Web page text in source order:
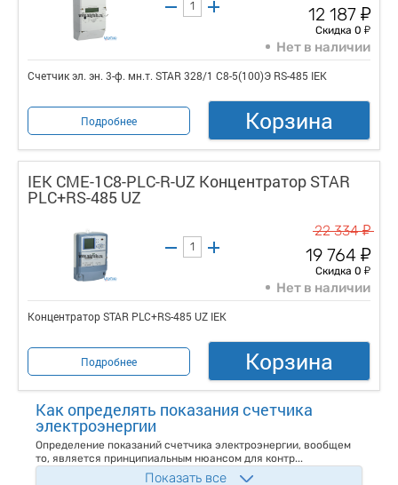
12 187 у
Скидка 0 у
Нет в наличии
Счетчик эл. эн. 3-ф. мн.т. STAR 328/1 С8-5(100)Э RS-485 IEK
Подробнее Корзина
IEK CME-1C8-PLC-R-UZ Концентратор STAR
PLC+RS-485 UZ
22 334у
19 764 у
Скидка 0 у
Нет в наличии
Концентратор STAR PLC+RS-485 UZ IEK
Подробнее Корзина
Как определять показания счетчика
электроэнергии
Определение показаний счетчика электроэнергии, вообщем
то, является принципиальным нюансом для контр...
Показать все